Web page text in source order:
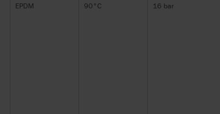
EPDM 90°C 16 bar